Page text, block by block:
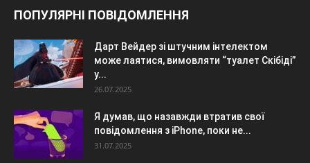
ПОПУЛЯРНІ ПОВІДОМЛЕННЯ
Дарт Вейдер зі штучним інтелектом
може лаятися, вимовляти “туалет Скібіді”
у...
26.07.2025
Я думав, що назавжди втратив свої
повідомлення з iPhone, поки не...
31.07.2025